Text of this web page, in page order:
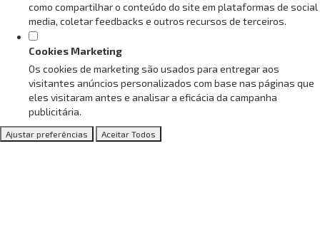
como compartilhar o conteúdo do site em plataformas de social
media, coletar feedbacks e outros recursos de terceiros.
Cookies Marketing
Os cookies de marketing são usados para entregar aos
visitantes anúncios personalizados com base nas páginas que
eles visitaram antes e analisar a eficácia da campanha
publicitária.
Ajustar preferências Aceitar Todos